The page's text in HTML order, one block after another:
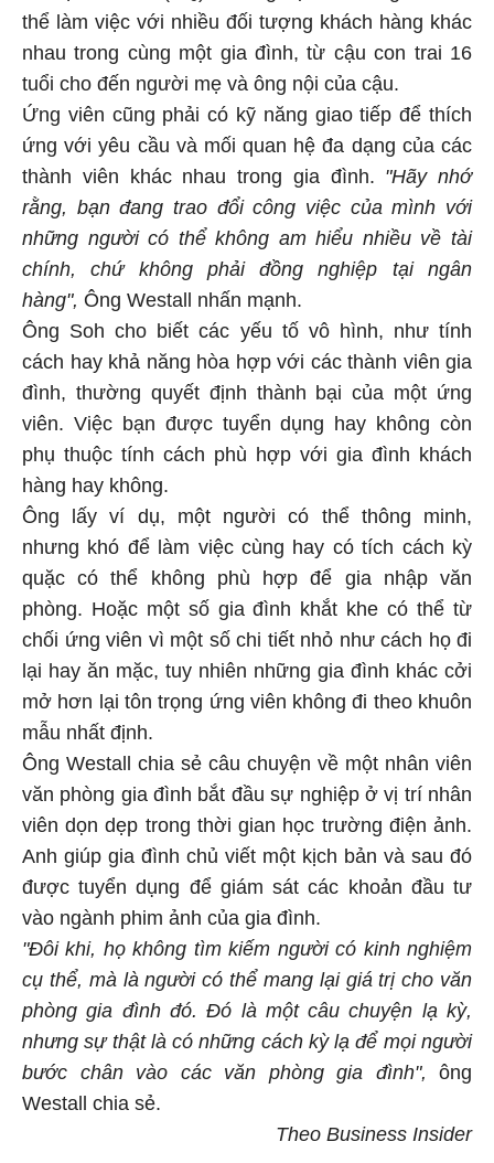
thể làm việc với nhiều đối tượng khách hàng khác
nhau trong cùng một gia đình, từ cậu con trai 16
tuổi cho đến người mẹ và ông nội của cậu.
Ứng viên cũng phải có kỹ năng giao tiếp để thích
ứng với yêu cầu và mối quan hệ đa dạng của các
thành viên khác nhau trong gia đình. "Hãy nhớ
rằng, bạn đang trao đổi công việc của mình với
những người có thể không am hiểu nhiều về tài
chính, chứ không phải đồng nghiệp tại ngân
hàng", Ông Westall nhấn mạnh.
Ông Soh cho biết các yếu tố vô hình, như tính
cách hay khả năng hòa hợp với các thành viên gia
đình, thường quyết định thành bại của một ứng
viên. Việc bạn được tuyển dụng hay không còn
phụ thuộc tính cách phù hợp với gia đình khách
hàng hay không.
Ông lấy ví dụ, một người có thể thông minh,
nhưng khó để làm việc cùng hay có tích cách kỳ
quặc có thể không phù hợp để gia nhập văn
phòng. Hoặc một số gia đình khắt khe có thể từ
chối ứng viên vì một số chi tiết nhỏ như cách họ đi
lại hay ăn mặc, tuy nhiên những gia đình khác cởi
mở hơn lại tôn trọng ứng viên không đi theo khuôn
mẫu nhất định.
Ông Westall chia sẻ câu chuyện về một nhân viên
văn phòng gia đình bắt đầu sự nghiệp ở vị trí nhân
viên dọn dẹp trong thời gian học trường điện ảnh.
Anh giúp gia đình chủ viết một kịch bản và sau đó
được tuyển dụng để giám sát các khoản đầu tư
vào ngành phim ảnh của gia đình.
"Đôi khi, họ không tìm kiếm người có kinh nghiệm
cụ thể, mà là người có thể mang lại giá trị cho văn
phòng gia đình đó. Đó là một câu chuyện lạ kỳ,
nhưng sự thật là có những cách kỳ lạ để mọi người
bước chân vào các văn phòng gia đình",
ông
Westall chia sẻ.
Theo Business Insider